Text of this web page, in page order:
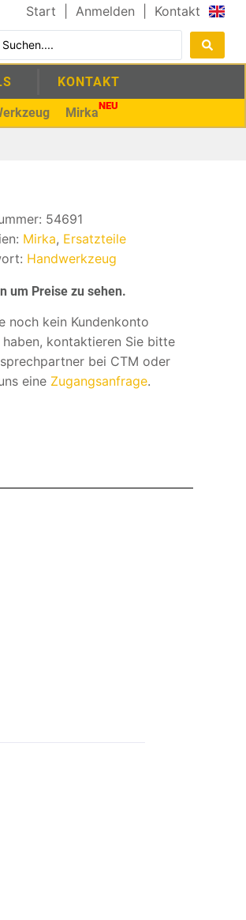
Start Anmelden Kontakt
KONTAKT
MirkaNEU
54691
Mirka, Ersatzteile
Handwerkzeug
um Preise zu sehen.
noch kein Kundenkonto
kontaktieren Sie bitte
bei CTM oder
eine Zugangsanfrage.